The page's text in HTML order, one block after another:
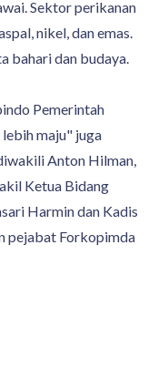
Sektor perikanan
nikel, dan emas.
bahari dan budaya.
Pemerintah
lebih maju" juga
Anton Hilman,
Ketua Bidang
Harmin dan Kadis
pejabat Forkopimda